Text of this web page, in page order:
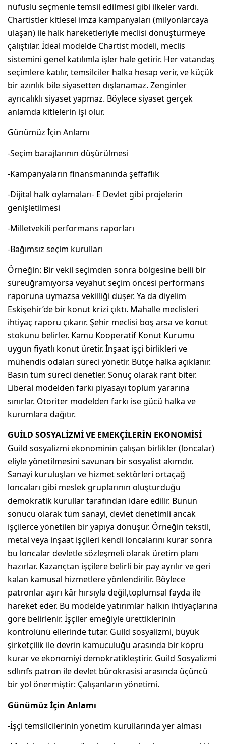
nüfuslu seçmenle temsil edilmesi gibi ilkeler vardı.
Chartistler kitlesel imza kampanyaları (milyonlarcaya
ulaşan) ile halk hareketleriyle meclisi dönüştürmeye
çalıştılar. İdeal modelde Chartist modeli, meclis
sistemini genel katılımla işler hale getirir. Her vatandaş
seçimlere katılır, temsilciler halka hesap verir, ve küçük
bir azınlık bile siyasetten dışlanamaz. Zenginler
ayrıcalıklı siyaset yapmaz. Böylece siyaset gerçek
anlamda kitlelerin işi olur.
Günümüz İçin Anlamı
-Seçim barajlarının düşürülmesi
-Kampanyaların finansmanında şeffaflık
-Dijital halk oylamaları- E Devlet gibi projelerin
genişletilmesi
-Milletvekili performans raporları
-Bağımsız seçim kurulları
Örneğin: Bir vekil seçimden sonra bölgesine belli bir
süreuğramıyorsa veyahut seçim öncesi performans
raporuna uymazsa vekilliği düşer. Ya da diyelim
Eskişehir’de bir konut krizi çıktı. Mahalle meclisleri
ihtiyaç raporu çıkarır. Şehir meclisi boş arsa ve konut
stokunu belirler. Kamu Kooperatif Konut Kurumu
uygun fiyatlı konut üretir. İnşaat işçi birlikleri ve
mühendis odaları süreci yönetir. Bütçe halka açıklanır.
Basın tüm süreci denetler. Sonuç olarak rant biter.
Liberal modelden farkı piyasayı toplum yararına
sınırlar. Otoriter modelden farkı ise gücü halka ve
kurumlara dağıtır.
GUİLD SOSYALİZMİ VE EMEKÇİLERİN EKONOMİSİ
Guild sosyalizmi ekonominin çalışan birlikler (loncalar)
eliyle yönetilmesini savunan bir sosyalist akımdır.
Sanayi kuruluşları ve hizmet sektörleri ortaçağ
loncaları gibi meslek gruplarının oluşturduğu
demokratik kurullar tarafından idare edilir. Bunun
sonucu olarak tüm sanayi, devlet denetimli ancak
işçilerce yönetilen bir yapıya dönüşür. Örneğin tekstil,
metal veya inşaat işçileri kendi loncalarını kurar sonra
bu loncalar devletle sözleşmeli olarak üretim planı
hazırlar. Kazançtan işçilere belirli bir pay ayrılır ve geri
kalan kamusal hizmetlere yönlendirilir. Böylece
patronlar aşırı kâr hırsıyla değil,toplumsal fayda ile
hareket eder. Bu modelde yatırımlar halkın ihtiyaçlarına
göre belirlenir. İşçiler emeğiyle ürettiklerinin
kontrolünü ellerinde tutar. Guild sosyalizmi, büyük
şirketçilik ile devrin kamuculuğu arasında bir köprü
kurar ve ekonomiyi demokratikleştirir. Guild Sosyalizmi
sdlınfs patron ile devlet bürokrasisi arasında üçüncü
bir yol önermiştir: Çalışanların yönetimi.
Günümüz İçin Anlamı
-İşçi temsilcilerinin yönetim kurullarında yer alması